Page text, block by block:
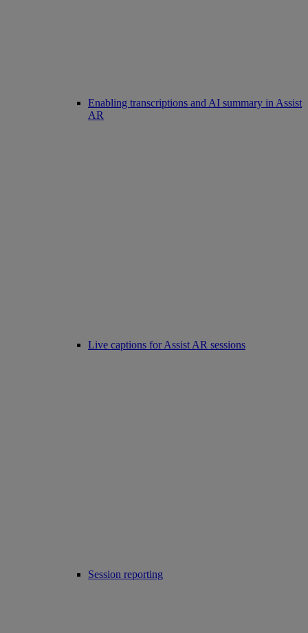
Enabling transcriptions and AI summary in Assist
AR
Live captions for Assist AR sessions
Session reporting